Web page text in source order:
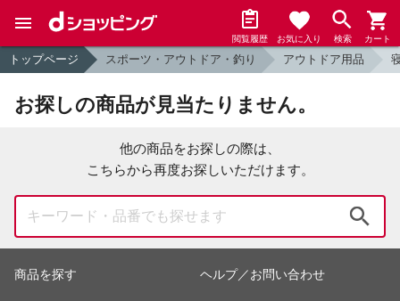
閲覧履歴 お気に入り 検索 カート
トップページ スポーツ・アウトドア・釣り アウトドア用品
お探しの商品が見当たりません。
他の商品をお探しの際は、
こちらから再度お探しいただけます。
商品を探す ヘルプ／お問い合わせ